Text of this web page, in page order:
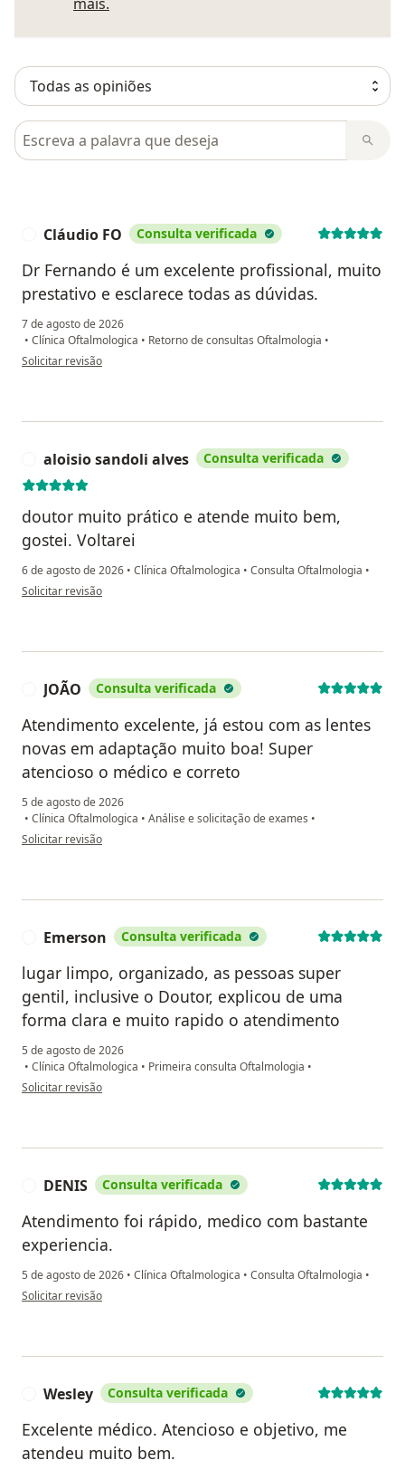
mais.
Pesquisar em opiniões
Cláudio FO Consulta verificada
Dr Fernando é um excelente profissional, muito
prestativo e esclarece todas as dúvidas.
7 de agosto de 2026
• Clínica Oftalmologica • Retorno de consultas Oftalmologia •
na opinião do utilizador Cláudio FO
Solicitar revisão
aloisio sandoli alves Consulta verificada
doutor muito prático e atende muito bem,
gostei. Voltarei
6 de agosto de 2026 • Clínica Oftalmologica • Consulta Oftalmologia •
na opinião do utilizador aloisio sandoli alves
Solicitar revisão
JOÃO Consulta verificada
Atendimento excelente, já estou com as lentes
novas em adaptação muito boa! Super
atencioso o médico e correto
5 de agosto de 2026
• Clínica Oftalmologica • Análise e solicitação de exames •
na opinião do utilizador JOÃO
Solicitar revisão
Emerson Consulta verificada
lugar limpo, organizado, as pessoas super
gentil, inclusive o Doutor, explicou de uma
forma clara e muito rapido o atendimento
5 de agosto de 2026
• Clínica Oftalmologica • Primeira consulta Oftalmologia •
na opinião do utilizador Emerson
Solicitar revisão
DENIS Consulta verificada
Atendimento foi rápido, medico com bastante
experiencia.
5 de agosto de 2026 • Clínica Oftalmologica • Consulta Oftalmologia •
na opinião do utilizador DENIS
Solicitar revisão
Wesley Consulta verificada
Excelente médico. Atencioso e objetivo, me
atendeu muito bem.